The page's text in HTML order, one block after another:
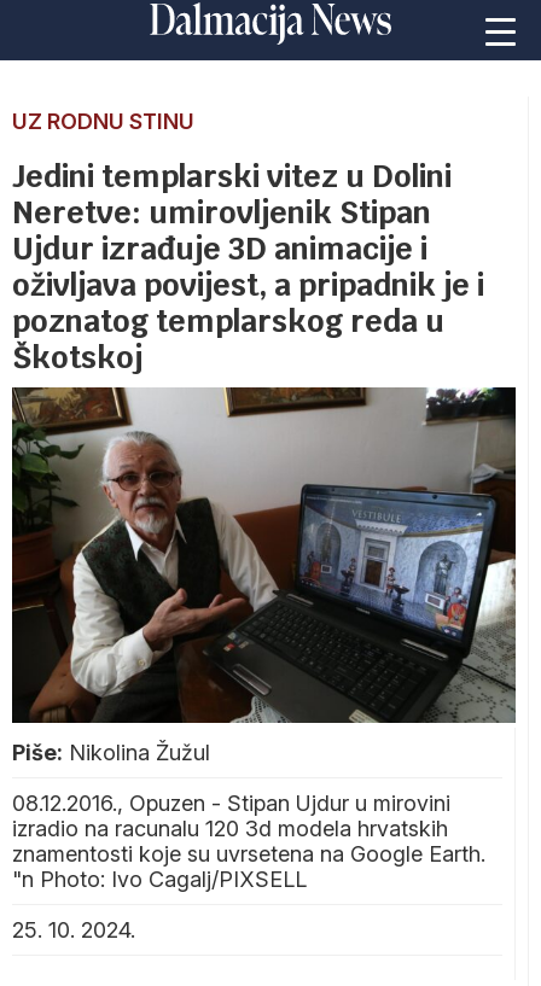
UZ RODNU STINU
Jedini templarski vitez u Dolini
Neretve: umirovljenik Stipan
Ujdur izrađuje 3D animacije i
oživljava povijest, a pripadnik je i
poznatog templarskog reda u
Škotskoj
Piše: Nikolina Žužul
08.12.2016., Opuzen - Stipan Ujdur u mirovini
izradio na racunalu 120 3d modela hrvatskih
znamentosti koje su uvrsetena na Google Earth.
"n Photo: Ivo Cagalj/PIXSELL
25. 10. 2024.